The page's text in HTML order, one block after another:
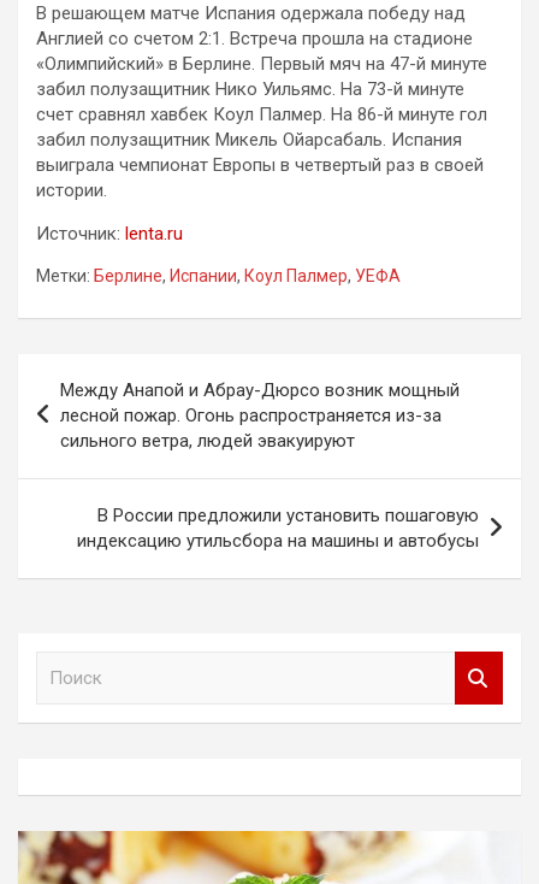
В решающем матче Испания одержала победу над
Англией со счетом 2:1. Встреча прошла на стадионе
«Олимпийский» в Берлине. Первый мяч на 47-й минуте
забил полузащитник Нико Уильямс. На 73-й минуте
счет сравнял хавбек Коул Палмер. На 86-й минуте гол
забил полузащитник Микель Ойарсабаль. Испания
выиграла чемпионат Европы в четвертый раз в своей
истории.
Источник: lenta.ru
Метки: Берлине, Испании, Коул Палмер, УЕФА
по
записям
Между Анапой и Абрау-Дюрсо возник мощный
лесной пожар. Огонь распространяется из-за
сильного ветра, людей эвакуируют
В России предложили установить пошаговую
индексацию утильсбора на машины и автобусы